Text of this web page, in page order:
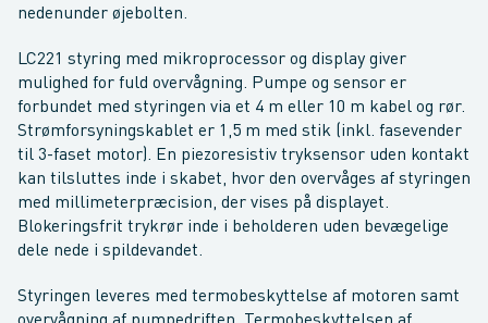
nedenunder øjebolten.
LC221 styring med mikroprocessor og display giver
mulighed for fuld overvågning. Pumpe og sensor er
forbundet med styringen via et 4 m eller 10 m kabel og rør.
Strømforsyningskablet er 1,5 m med stik (inkl. fasevender
til 3-faset motor). En piezoresistiv tryksensor uden kontakt
kan tilsluttes inde i skabet, hvor den overvåges af styringen
med millimeterpræcision, der vises på displayet.
Blokeringsfrit trykrør inde i beholderen uden bevægelige
dele nede i spildevandet.
Styringen leveres med termobeskyttelse af motoren samt